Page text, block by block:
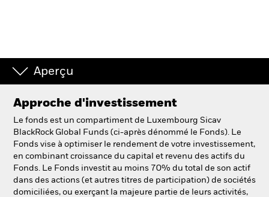
BlackRock
iShares
Aladdin
Aperçu
Approche d'investissement
Le fonds est un compartiment de Luxembourg Sicav
BlackRock Global Funds (ci-après dénommé le Fonds). Le
Fonds vise à optimiser le rendement de votre investissement,
en combinant croissance du capital et revenu des actifs du
Fonds. Le Fonds investit au moins 70% du total de son actif
dans des actions (et autres titres de participation) de sociétés
domiciliées, ou exerçant la majeure partie de leurs activités,